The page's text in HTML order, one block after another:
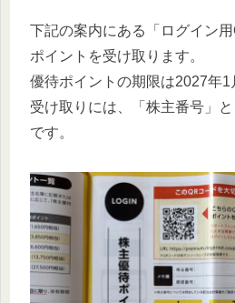
下記の案内にある「ログイン
ポイントを受け取ります。
優待ポイントの期限は2027年1
受け取りには、「株主番号」
です。